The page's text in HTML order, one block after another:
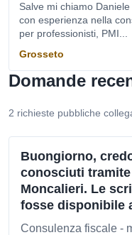
Salve mi chiamo
con esperienza nella
per professionisti, PMI...
Grosseto
Domande
2 richieste pubbliche
Buongiorno,
conosciuti
Moncalieri. Le
fosse disponibile
Consulenza fiscale -